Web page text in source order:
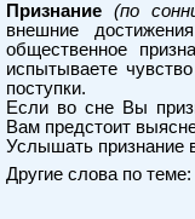
Признание (по
внешние
общественное
испытываете
поступки.
Если во сне Вы
Вам предстоит
Услышать признание
Другие слова по теме: